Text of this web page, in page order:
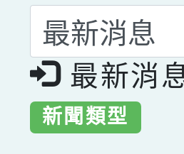
選擇後頁
最新消
新聞類型